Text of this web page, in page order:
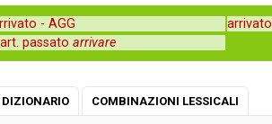
- AGG
passato arrivare
COMBINAZIONI LESSICALI